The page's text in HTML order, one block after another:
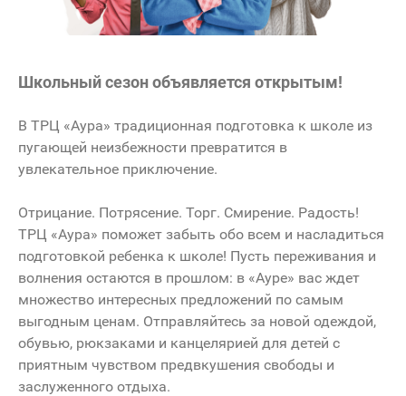
Школьный сезон объявляется открытым!
В ТРЦ «Аура» традиционная подготовка к школе из
пугающей неизбежности превратится в
увлекательное приключение.
Отрицание. Потрясение. Торг. Смирение. Радость!
ТРЦ «Аура» поможет забыть обо всем и насладиться
подготовкой ребенка к школе! Пусть переживания и
волнения остаются в прошлом: в «Ауре» вас ждет
множество интересных предложений по самым
выгодным ценам. Отправляйтесь за новой одеждой,
обувью, рюкзаками и канцелярией для детей с
приятным чувством предвкушения свободы и
заслуженного отдыха.